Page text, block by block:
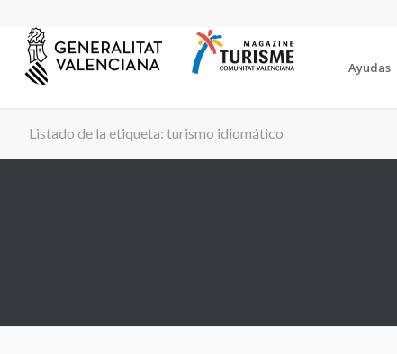
Ayudas
Listado de la etiqueta: turismo idiomático